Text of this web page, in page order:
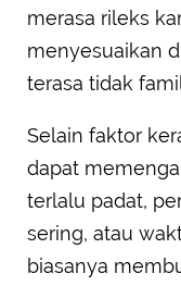
merasa rileks
menyesuaikan
terasa tidak
Selain faktor
dapat
terlalu padat,
sering, atau
biasanya